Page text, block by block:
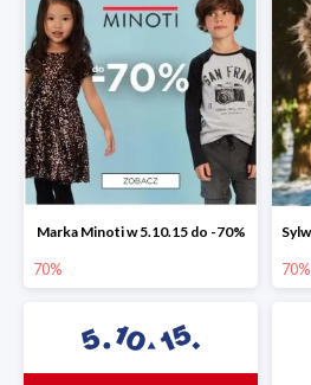
Marka Minoti w 5.10.15 do -70%
70% 70%